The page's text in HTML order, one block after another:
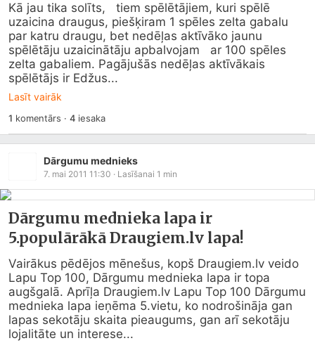
Kā jau tika solīts,   tiem spēlētājiem, kuri spēlē
uzaicina draugus, piešķiram 1 spēles zelta gabalu
par katru draugu, bet nedēļas aktīvāko jaunu
spēlētāju uzaicinātāju apbalvojam   ar 100 spēles
zelta gabaliem. Pagājušās nedēļas aktīvākais
spēlētājs ir Edžus...
Lasīt vairāk
1 komentārs · 4 iesaka
Dārgumu mednieks
7. mai 2011 11:30 · Lasīšanai 1 min
Dārgumu mednieka lapa ir
5.populārākā Draugiem.lv lapa!
Vairākus pēdējos mēnešus, kopš Draugiem.lv veido
Lapu Top 100, Dārgumu mednieka lapa ir topa
augšgalā. Aprīļa Draugiem.lv Lapu Top 100 Dārgumu
mednieka lapa ieņēma 5.vietu, ko nodrošināja gan
lapas sekotāju skaita pieaugums, gan arī sekotāju
lojalitāte un interese...